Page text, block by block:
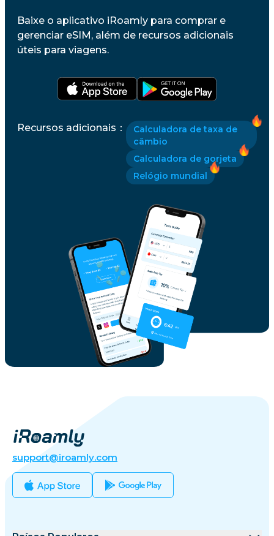
Baixe o aplicativo iRoamly para comprar e
gerenciar eSIM, além de recursos adicionais
úteis para viagens.
Recursos adicionais ：
Calculadora de taxa de
câmbio
Calculadora de gorjeta
Relógio mundial
support@iroamly.com